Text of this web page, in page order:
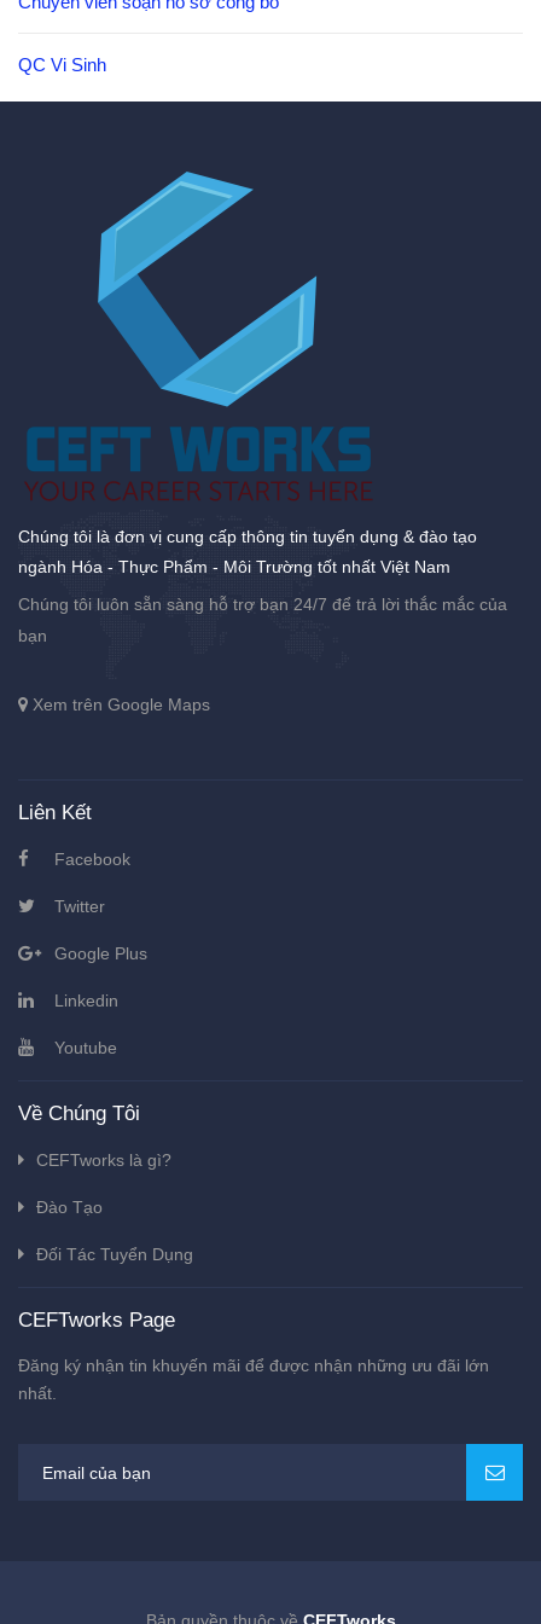
QC Vi Sinh
Chúng tôi là đơn vị cung cấp thông tin tuyển dụng & đào tạo
ngành Hóa - Thực Phẩm - Môi Trường tốt nhất Việt Nam
Chúng tôi luôn sẵn sàng hỗ trợ bạn 24/7 để trả lời thắc mắc của
bạn
Xem trên Google Maps
Liên Kết
Facebook
Twitter
Google Plus
Linkedin
Youtube
Về Chúng Tôi
CEFTworks là gì?
Đào Tạo
Đối Tác Tuyển Dụng
CEFTworks Page
Đăng ký nhận tin khuyến mãi để được nhận những ưu đãi lớn
nhất.